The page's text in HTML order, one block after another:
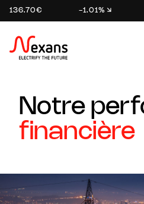
136.70€ -1.01%
Notre
financière